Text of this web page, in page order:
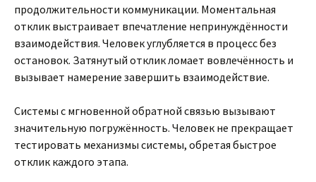
продолжительности коммуникации. Моментальная
отклик выстраивает впечатление непринуждённости
взаимодействия. Человек углубляется в процесс без
остановок. Затянутый отклик ломает вовлечённость и
вызывает намерение завершить взаимодействие.
Системы с мгновенной обратной связью вызывают
значительную погружённость. Человек не прекращает
тестировать механизмы системы, обретая быстрое
отклик каждого этапа.